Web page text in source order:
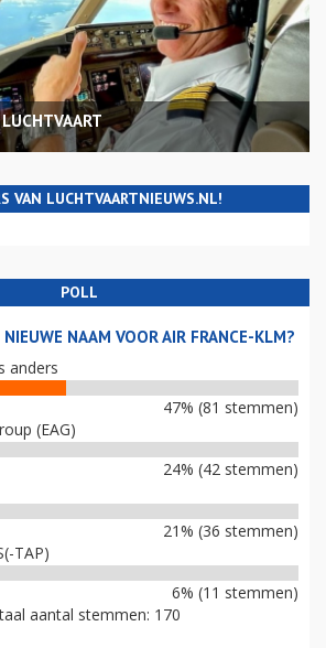
VAN LUCHTVAARTNIEUWS.NL!
POLL
NAAM VOOR AIR FRANCE-KLM?
anders
47% (81 stemmen)
(EAG)
24% (42 stemmen)
21% (36 stemmen)
TAP)
6% (11 stemmen)
aantal stemmen: 170